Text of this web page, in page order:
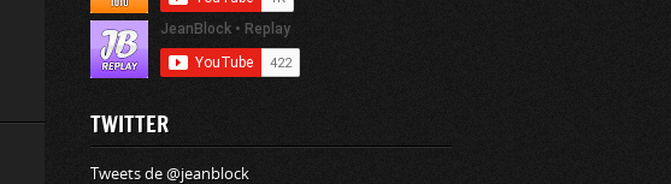
TWITTER
Tweets de @jeanblock